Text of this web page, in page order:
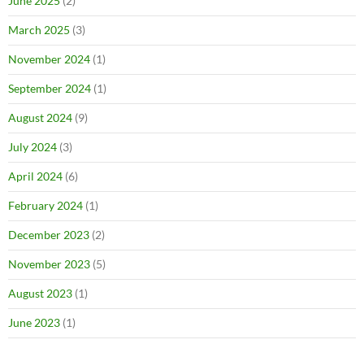
March 2025 (3)
November 2024 (1)
September 2024 (1)
August 2024 (9)
July 2024 (3)
April 2024 (6)
February 2024 (1)
December 2023 (2)
November 2023 (5)
August 2023 (1)
June 2023 (1)